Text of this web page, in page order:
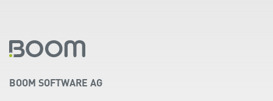
BOOM SOFTWARE AG